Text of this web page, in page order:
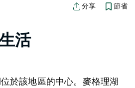
分享 節省
活
於該地區的中心。麥格理湖